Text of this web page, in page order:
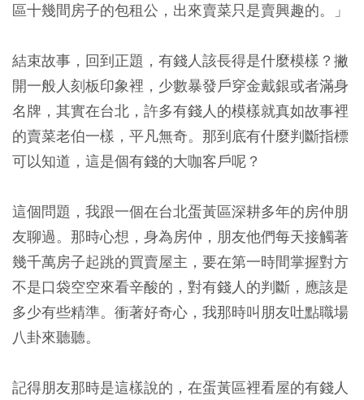
區十幾間房子的包租公，出來賣菜只是賣興趣的。」
結束故事，回到正題，有錢人該長得是什麼模樣？撇
開一般人刻板印象裡，少數暴發戶穿金戴銀或者滿身
名牌，其實在台北，許多有錢人的模樣就真如故事裡
的賣菜老伯一樣，平凡無奇。那到底有什麼判斷指標
可以知道，這是個有錢的大咖客戶呢？
這個問題，我跟一個在台北蛋黃區深耕多年的房仲朋
友聊過。那時心想，身為房仲，朋友他們每天接觸著
幾千萬房子起跳的買賣屋主，要在第一時間掌握對方
不是口袋空空來看辛酸的，對有錢人的判斷，應該是
多少有些精準。衝著好奇心，我那時叫朋友吐點職場
八卦來聽聽。
記得朋友那時是這樣說的，在蛋黃區裡看屋的有錢人